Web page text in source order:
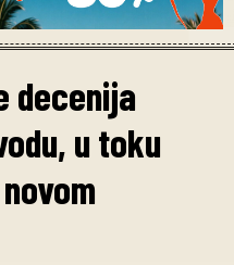
decenija
u toku